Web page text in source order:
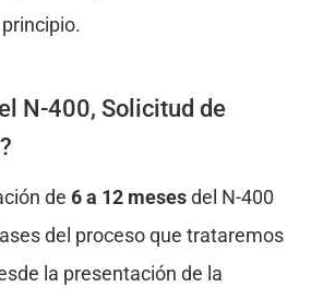
N-400, Solicitud de
de 6 a 12 mesesdel N-400
del proceso que trataremos
la presentación de la